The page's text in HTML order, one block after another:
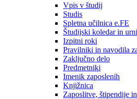
Vpis v študij
Studis
Spletna učilnica e.FE
Študijski koledar in
Izpitni roki
Pravilniki in navodila
Zaključno delo
Predmetniki
Imenik zaposlenih
Knjižnica
Zaposlitve, štipendije